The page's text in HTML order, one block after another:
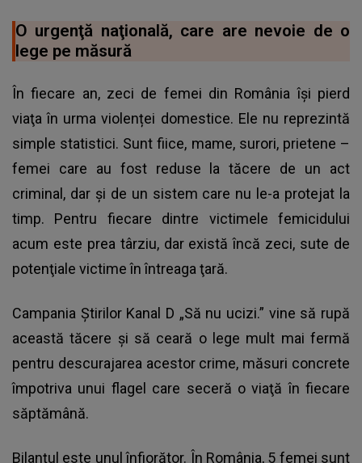
O urgenţă naţională, care are nevoie de o
lege pe măsură
În fiecare an, zeci de femei din România își pierd
viaţa în urma violenței domestice. Ele nu reprezintă
simple statistici. Sunt fiice, mame, surori, prietene –
femei care au fost reduse la tăcere de un act
criminal, dar și de un sistem care nu le-a protejat la
timp. Pentru fiecare dintre victimele femicidului
acum este prea târziu, dar există încă zeci, sute de
potenţiale victime în întreaga ţară.
Campania Ştirilor Kanal D „Să nu ucizi.” vine să rupă
această tăcere și să ceară o lege mult mai fermă
pentru descurajarea acestor crime, măsuri concrete
împotriva unui flagel care seceră o viaţă în fiecare
săptămână.
Bilanțul este unul înfiorător. În România, 5 femei sunt